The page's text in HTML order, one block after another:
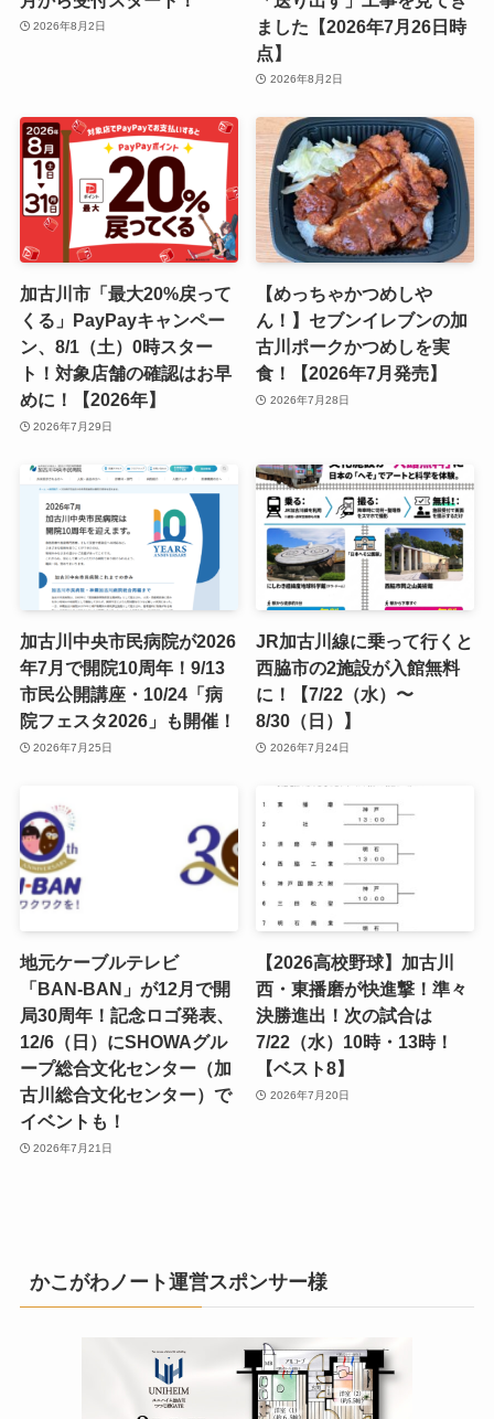
2026年8月2日
ました【2026年7月26日時
点】
2026年8月2日
加古川市「最大20%戻って
くる」PayPayキャンペー
ン、8/1（土）0時スター
ト！対象店舗の確認はお早
めに！【2026年】
2026年7月29日
【めっちゃかつめしや
ん！】セブンイレブンの加
古川ポークかつめしを実
食！【2026年7月発売】
2026年7月28日
加古川中央市民病院が2026
年7月で開院10周年！9/13
市民公開講座・10/24「病
院フェスタ2026」も開催！
2026年7月25日
JR加古川線に乗って行くと
西脇市の2施設が入館無料
に！【7/22（水）〜
8/30（日）】
2026年7月24日
地元ケーブルテレビ
「BAN-BAN」が12月で開
局30周年！記念ロゴ発表、
12/6（日）にSHOWAグル
ープ総合文化センター（加
古川総合文化センター）で
イベントも！
2026年7月21日
【2026高校野球】加古川
西・東播磨が快進撃！準々
決勝進出！次の試合は
7/22（水）10時・13時！
【ベスト8】
2026年7月20日
かこがわノート運営スポンサー様